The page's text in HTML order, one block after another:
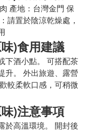
產地：台灣金門 保
請置於陰涼乾燥處，
)食用建議
下酒小點。 可搭配茶
升。 外出旅遊、露營
較柔軟口感，可稍微
)注意事項
於高溫環境。 開封後